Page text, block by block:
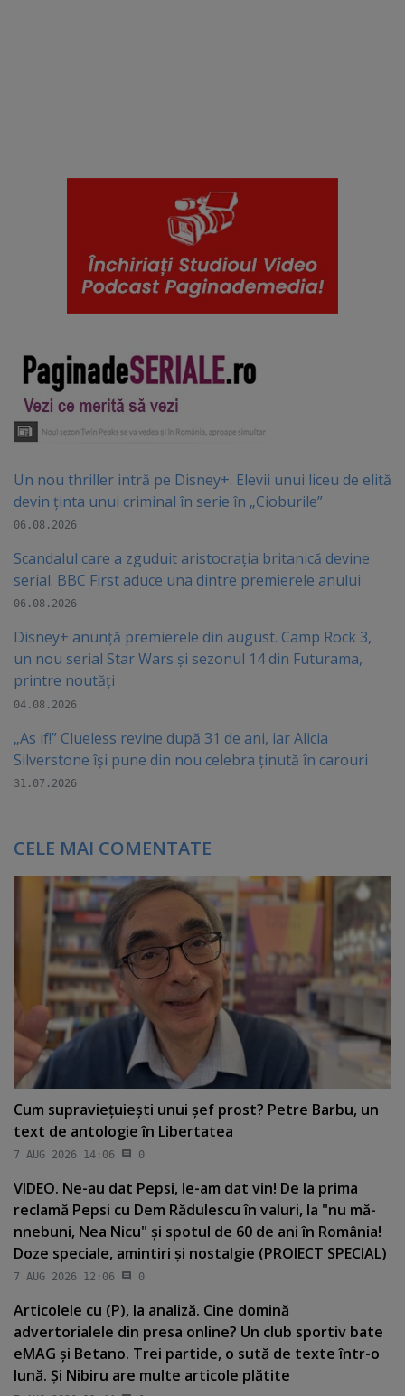
Un nou thriller intră pe Disney+. Elevii unui liceu de elită
devin ținta unui criminal în serie în „Cioburile”
06.08.2026
Scandalul care a zguduit aristocrația britanică devine
serial. BBC First aduce una dintre premierele anului
06.08.2026
Disney+ anunță premierele din august. Camp Rock 3,
un nou serial Star Wars și sezonul 14 din Futurama,
printre noutăți
04.08.2026
„As if!” Clueless revine după 31 de ani, iar Alicia
Silverstone își pune din nou celebra ținută în carouri
31.07.2026
CELE MAI COMENTATE
Cum supravieţuieşti unui şef prost? Petre Barbu, un
text de antologie în Libertatea
7 AUG 2026 14:06 0
VIDEO. Ne-au dat Pepsi, le-am dat vin! De la prima
reclamă Pepsi cu Dem Rădulescu în valuri, la "nu mă-
nnebuni, Nea Nicu" şi spotul de 60 de ani în România!
Doze speciale, amintiri şi nostalgie (PROIECT SPECIAL)
7 AUG 2026 12:06 0
Articolele cu (P), la analiză. Cine domină
advertorialele din presa online? Un club sportiv bate
eMAG şi Betano. Trei partide, o sută de texte într-o
lună. Şi Nibiru are multe articole plătite